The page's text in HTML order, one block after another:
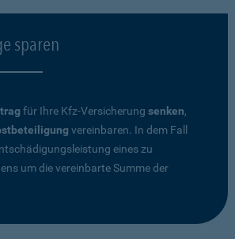
sparen
für Ihre Kfz-Versicherung senken,
vereinbaren. In dem Fall
eines zu
um die vereinbarte Summe der